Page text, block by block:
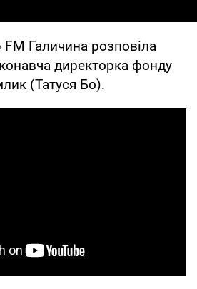
FM Галичина розповіла
директорка фонду
(Татуся Бо).